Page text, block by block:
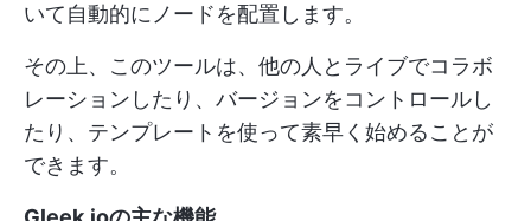
いて自動的にノードを配置します。
その上、このツールは、他の人とライブでコラボ
レーションしたり、バージョンをコントロールし
たり、テンプレートを使って素早く始めることが
できます。